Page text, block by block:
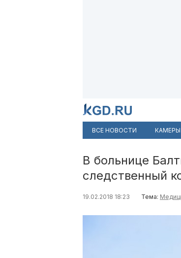
ВСЕ НОВОСТИ КАМЕРЫ
В больнице
следственный
19.02.2018 18:23 Тема: